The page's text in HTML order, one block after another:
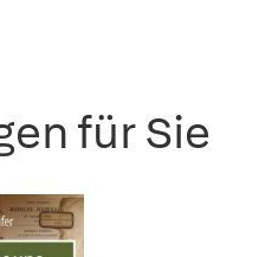
für Sie